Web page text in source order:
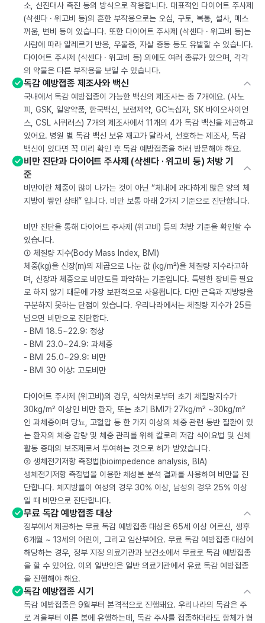
소, 신진대사 촉진 등의 방식으로 작용합니다. 대표적인 다이어트 주사제
(삭센다 · 위고비 등)의 흔한 부작용으로는 오심, 구토, 복통, 설사, 메스
꺼움, 변비 등이 있습니다. 또한 다이어트 주사제 (삭센다 · 위고비 등)는
사람에 따라 알레르기 반응, 우울증, 자살 충동 등도 유발할 수 있습니다.
다이어트 주사제 (삭센다 · 위고비 등) 외에도 여러 종류가 있으며, 각각
의 약물은 다른 부작용을 보일 수 있습니다.
독감 예방접종 제조사와 백신
국내에서 독감 예방접종이 가능한 백신의 제조사는 총 7개에요. (사노
피, GSK, 일양약품, 한국백신, 보령제약, GC녹십자, SK 바이오사이언
스, CSL 시퀴러스) 7개의 제조사에서 11개의 4가 독감 백신을 제공하고
있어요. 병원 별 독감 백신 보유 재고가 달라서, 선호하는 제조사, 독감
백신이 있다면 꼭 미리 확인 후 독감 예방접종을 하러 방문해야 해요.
비만 진단과 다이어트 주사제 (삭센다 · 위고비 등) 처방 기
준
비만이란 체중이 많이 나가는 것이 아닌 “체내에 과다하게 많은 양의 체
지방이 쌓인 상태” 입니다. 비만 보통 아래 2가지 기준으로 진단합니다.
비만 진단을 통해 다이어트 주사제 (위고비) 등의 처방 기준을 확인할 수
있습니다.
① 체질량 지수(Body Mass Index, BMI)
체중(kg)을 신장(m)의 제곱으로 나눈 값 (kg/m²)을 체질량 지수라고하
며, 신장과 체중으로 비만도를 파악하는 기준입니다. 특별한 장비를 필요
로 하지 않기 때문에 가장 보편적으로 사용됩니다. 다만 근육과 지방량을
구분하지 못하는 단점이 있습니다. 우리나라에서는 체질량 지수가 25를
넘으면 비만으로 진단합다.
- BMI 18.5~22.9: 정상
- BMI 23.0~24.9: 과체중
- BMI 25.0~29.9: 비만
- BMI 30 이상: 고도비만
다이어트 주사제 (위고비)의 경우, 식약처로부터 초기 체질량지수가
30kg/m² 이상인 비만 환자, 또는 초기 BMI가 27kg/m² ~30kg/m²
인 과체중이며 당뇨, 고혈압 등 한 가지 이상의 체중 관련 동반 질환이 있
는 환자의 체중 감량 및 체중 관리를 위해 칼로리 저감 식이요법 및 신체
활동 증대의 보조제로서 투여하는 것으로 허가 받았습니다.
② 생체전기저항 측정법(bioimpedence analysis, BIA)
생체전기저항 측정법을 이용한 체성분 분석 결과를 사용하여 비만을 진
단합니다. 체지방률이 여성의 경우 30% 이상, 남성의 경우 25% 이상
일 때 비만으로 진단합니다.
무료 독감 예방접종 대상
정부에서 제공하는 무료 독감 예방접종 대상은 65세 이상 어르신, 생후
6개월 ~ 13세의 어린이, 그리고 임산부에요. 무료 독감 예방접종 대상에
해당하는 경우, 정부 지정 의료기관과 보건소에서 무료로 독감 예방접종
을 할 수 있어요. 이외 일반인은 일반 의료기관에서 유료 독감 예방접종
을 진행해야 해요.
독감 예방접종 시기
독감 예방접종은 9월부터 본격적으로 진행돼요. 우리나라의 독감은 주
로 겨울부터 이른 봄에 유행하는데, 독감 주사를 접종하더라도 항체가 형